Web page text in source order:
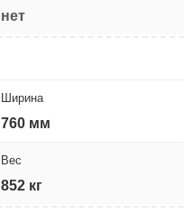
нет
Ширина
760 мм
Вес
852 кг